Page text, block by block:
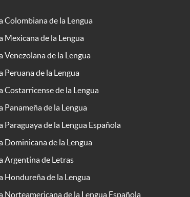
Colombiana de la Lengua
Mexicana de la Lengua
Venezolana de la Lengua
Peruana de la Lengua
Costarricense de la Lengua
Panameña de la Lengua
Paraguaya de la Lengua Española
Dominicana de la Lengua
Argentina de Letras
Hondureña de la Lengua
Norteamericana de la Lengua Española